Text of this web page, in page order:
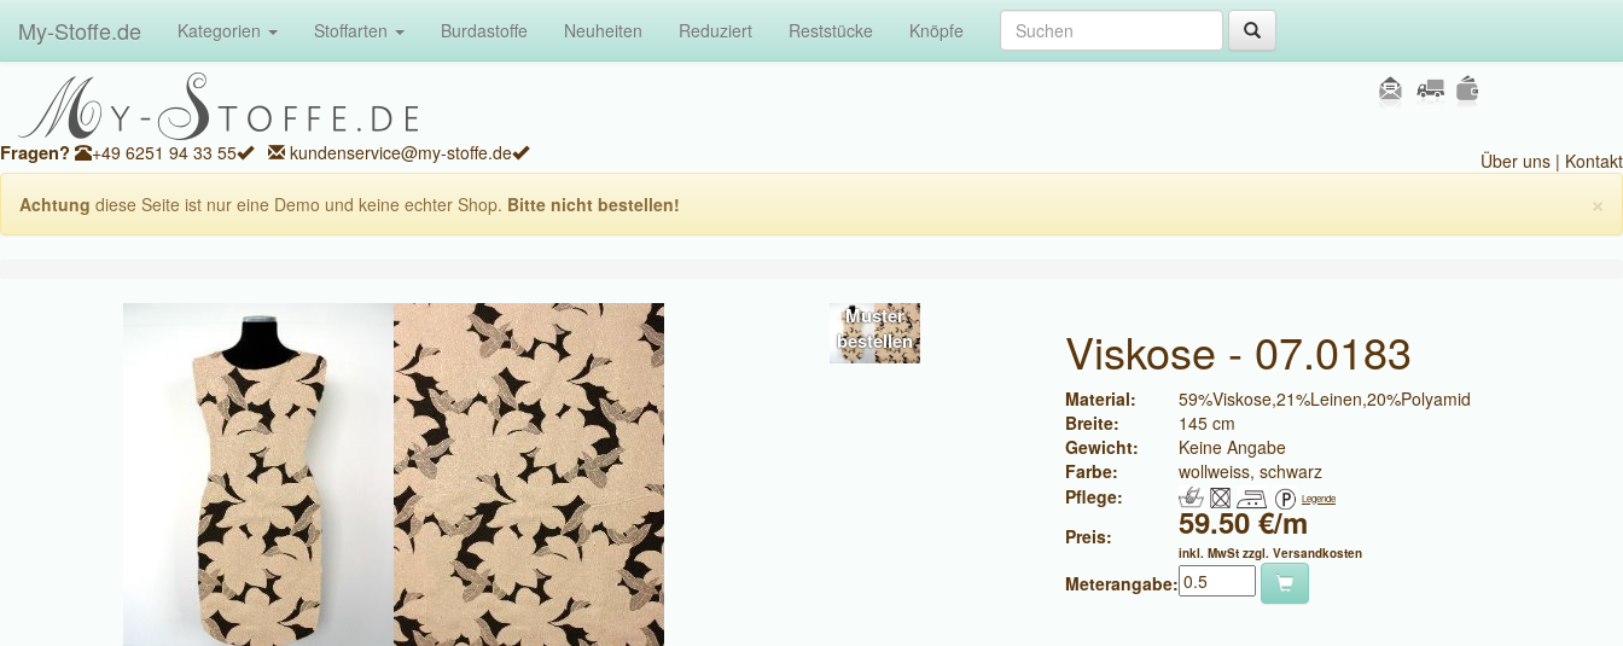
My-Stoffe.de Kategorien Stoffarten Burdastoffe Neuheiten Reduziert Reststücke Knöpfe
Fragen? +49 6251 94 33 55 kundenservice@my-stoffe.de Über uns | Kontakt
×
Achtung diese Seite ist nur eine Demo und keine echter Shop. Bitte nicht bestellen!
Muster
bestellen
Viskose - 07.0183
Material:
59%Viskose,21%Leinen,20%Polyamid
Breite:
145 cm
Gewicht:
Keine Angabe
Farbe:
wollweiss, schwarz
Pflege:
Legende
Preis: 59.50 €/m
inkl. MwSt zzgl. Versandkosten
Meterangabe: